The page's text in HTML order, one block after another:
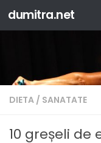
Skip to content
dumitra.net
DIETA / SANATATE
10 greșeli